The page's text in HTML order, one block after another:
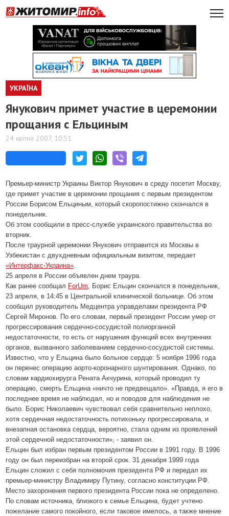
УКРАЇНА
Янукович примет участие в церемонии
прощания с Ельциным
24 квітня 2007, 10:51
Премьер-министр Украины Виктор Янукович в среду посетит Москву,
где примет участие в церемонии прощания с первым президентом
России Борисом Ельциным, который скоропостижно скончался в
понедельник.
Об этом сообщили в пресс-службе украинского правительства во
вторник.
После траурной церемонии Янукович отправится из Москвы в
Узбекистан с двухдневным официальным визитом, передает
«Интерфакс-Украина».
25 апреля в России объявлен днем траура.
Как ранее сообщал ForUm, Борис Ельцин скончался в понедельник,
23 апреля, в 14:45 в Центральной клинической больнице. Об этом
сообщил руководитель Медцентра управделами президента РФ
Сергей Миронов. По его словам, первый президент России умер от
прогрессирования сердечно-сосудистой полиорганной
недостаточности, то есть от нарушения функций всех внутренних
органов, вызванного заболеванием сердечно-сосудистой системы.
Известно, что у Ельцина было больное сердце: 5 ноября 1996 года
он перенес операцию аорто-коронарного шунтирования. Однако, по
словам кардиохирурга Рената Акчурина, который проводил ту
операцию, смерть Ельцина «ничто не предвещало». «Правда, я его в
последнее время не наблюдал, но и поводов для наблюдения не
было. Борис Николаевич чувствовал себя сравнительно неплохо,
хотя сердечная недостаточность потихоньку прогрессировала, и
внезапная остановка сердца, вероятно, стала одним из проявлений
этой сердечной недостаточности», - заявил он.
Ельцин был избран первым президентом России в 1991 году. В 1996
году он был переизбран на второй срок. 31 декабря 1999 года
Ельцин сложил с себя полномочия президента РФ и передал их
премьер-министру Владимиру Путину, согласно конституции РФ.
Место захоронения первого президента России пока не определено.
По словам источника, близкого к семье Ельцина, будет учтено
пожелание самого покойного, если таковое имелось, а также мнение